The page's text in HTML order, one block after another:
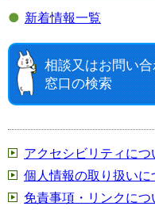
● 新着情報一覧
相談又はお問い
窓口の検索
アクセシビリティにつ
個人情報の取り扱いに
免責事項・リンクにつ